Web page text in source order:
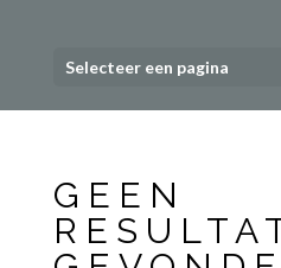
Selecteer een pagina
GEEN